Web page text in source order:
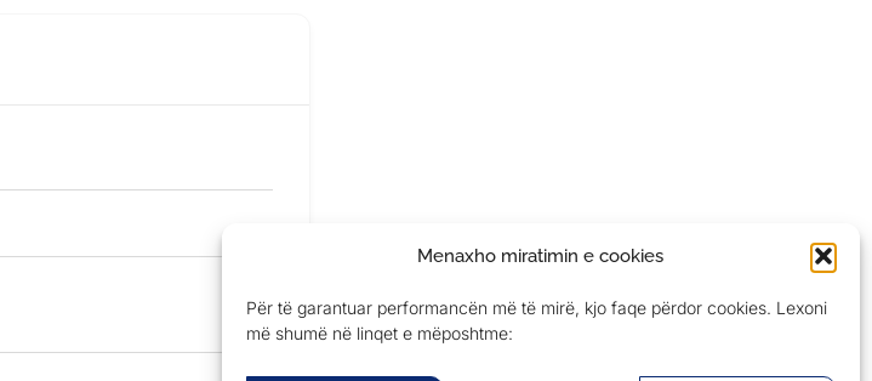
Menaxho miratimin e cookies
Për të garantuar performancën më të mirë, kjo faqe përdor cookies. Lexoni
më shumë në linqet e mëposhtme: